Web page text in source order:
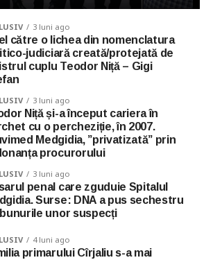
3 luni ago
către o lichea din nomenclatura
judiciară creată/protejată de
cuplu Teodor Niță – Gigi
3 luni ago
Niță și-a început cariera în
cu o percheziție, în 2007.
Medgidia, ”privatizată” prin
procurorului
3 luni ago
penal care zguduie Spitalul
Surse: DNA a pus sechestru
unor suspecți
4 luni ago
primarului Cîrjaliu s-a mai